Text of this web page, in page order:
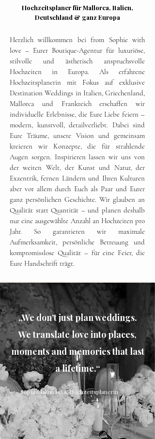
Hochzeitsplaner für Mallorca, Italien,
Deutschland & ganz Europa
Herzlich willkommen bei from Sophie with
love – Eurer Boutique-Agentur für luxuriöse,
stilvolle und ästhetisch anspruchsvolle
Hochzeiten in Europa. Als erfahrene
Hochzeitsplanerin mit Fokus auf exklusive
Destination Weddings in Italien, Griechenland,
Mallorca und Frankreich erschaffen wir
individuelle Erlebnisse, die Eure Liebe feiern –
modern, kunstvoll, detailverliebt. Dabei sind
Eure Träume, unsere Vision und gemeinsam
kreieren wir Konzepte, die für strahlende
Augen sorgen. Inspirieren lassen wir uns von
der weiten Welt, der Kunst und Natur, der
Exzentrik, fernen Ländern und Ihren Kulturen
aber vor allem durch Euch als Paar und Eurer
ganz persönlichen Geschichte. Wir glauben an
Qualität statt Quantität – und planen deshalb
nur eine ausgewählte Anzahl an Hochzeiten pro
Jahr. So garantieren wir maximale
Aufmerksamkeit, persönliche Betreuung und
kompromisslose Qualität – für eine Feier, die
Eure Handschrift trägt.
„We don’t just plan weddings.
We translate love into places,
moments and memories that last
a lifetime.“
- Sophie Jakubassa, Hochzeitsplanerin